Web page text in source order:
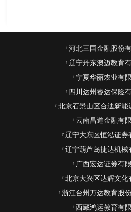
河北三国金融股份
辽宁丹东澳迈教育
宁夏华丽农业有
四川达州睿达保险
北京石景山区合迪新能
云南昌道金融有
辽宁大东区恒泓证券
辽宁葫芦岛捷达机械
广西宏达证券有
北京大兴区达辉文化
浙江台州万达教育股
西藏鸿运教育有